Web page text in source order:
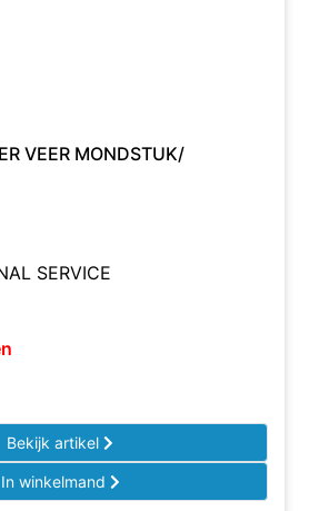
VEER MONDSTUK/
SERVICE
Bekijk artikel
In winkelmand